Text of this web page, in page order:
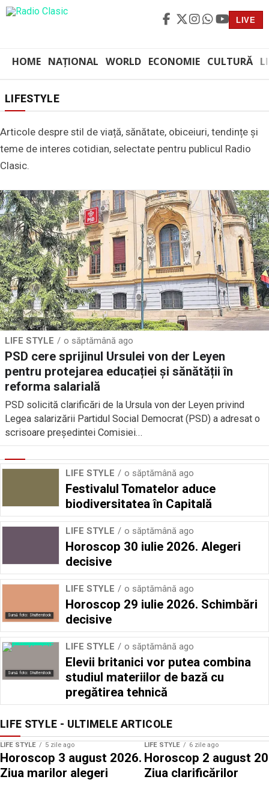
LIVE
HOME NAȚIONAL WORLD ECONOMIE CULTURĂ
LIFESTYLE
Articole despre stil de viață, sănătate, obiceiuri, tendințe și
teme de interes cotidian, selectate pentru publicul Radio
Clasic.
LIFE STYLE o săptămână ago
PSD cere sprijinul Ursulei von der Leyen
pentru protejarea educației și sănătății în
reforma salarială
PSD solicită clarificări de la Ursula von der Leyen privind
Legea salarizării Partidul Social Democrat (PSD) a adresat o
scrisoare președintei Comisiei...
LIFE STYLE o săptămână ago
Festivalul Tomatelor aduce
biodiversitatea în Capitală
LIFE STYLE o săptămână ago
Horoscop 30 iulie 2026. Alegeri
decisive
Sursă foto: Shutterstock
LIFE STYLE o săptămână ago
Horoscop 29 iulie 2026. Schimbări
decisive
Sursă foto: Shutterstock
LIFE STYLE o săptămână ago
Elevii britanici vor putea combina
studiul materiilor de bază cu
pregătirea tehnică
LIFE STYLE - ULTIMELE ARTICOLE
LIFE STYLE 5 zile ago
Horoscop 3 august 2026.
Ziua marilor alegeri
LIFE STYLE 6 zile ago
Horoscop 2 august
Ziua clarificărilor